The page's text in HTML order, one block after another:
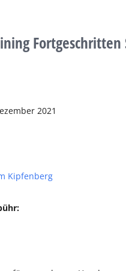
Fortgeschritten
2021
Kipfenberg